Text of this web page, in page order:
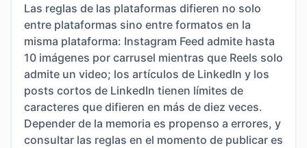
Las reglas de las plataformas difieren no solo
entre plataformas sino entre formatos en la
misma plataforma: Instagram Feed admite hasta
10 imágenes por carrusel mientras que Reels solo
admite un video; los artículos de LinkedIn y los
posts cortos de LinkedIn tienen límites de
caracteres que difieren en más de diez veces.
Depender de la memoria es propenso a errores, y
consultar las reglas en el momento de publicar es